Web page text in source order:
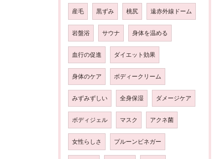
産毛 黒ずみ 桃尻 遠赤外線ドーム
岩盤浴 サウナ 身体を温める
血行の促進 ダイエット効果
身体のケア ボディークリーム
みずみずしい 全身保湿 ダメージケア
ボディジェル マスク アクネ菌
女性らしさ プルーンビネガー